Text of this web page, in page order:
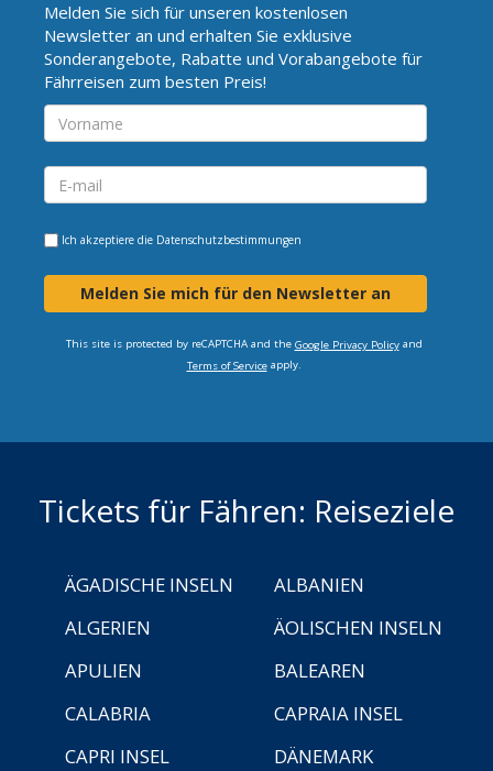
Melden Sie sich für unseren kostenlosen
Newsletter an und erhalten Sie exklusive
Sonderangebote, Rabatte und Vorabangebote für
Fährreisen zum besten Preis!
Ich akzeptiere die Datenschutzbestimmungen
Melden Sie mich für den Newsletter an
This site is protected by reCAPTCHA and the Google Privacy Policyand
Terms of Serviceapply.
Tickets für Fähren: Reiseziele
ÄGADISCHE INSELN
ALBANIEN
ALGERIEN
ÄOLISCHEN INSELN
APULIEN
BALEAREN
CALABRIA
CAPRAIA INSEL
CAPRI INSEL
DÄNEMARK